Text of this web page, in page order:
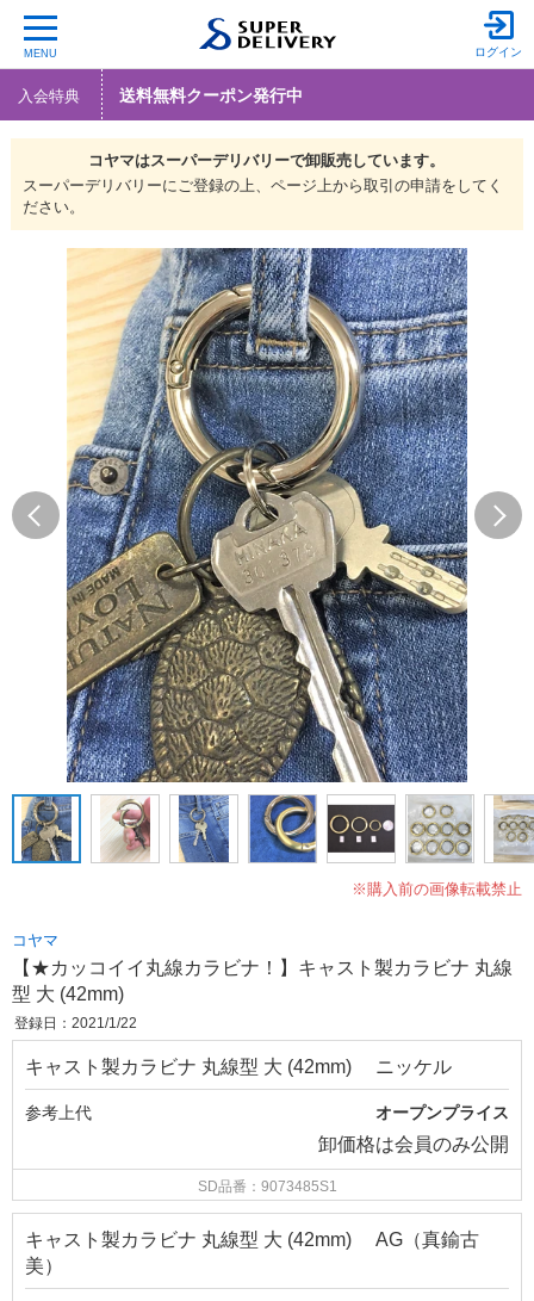
MENU ログイン
入会特典 送料無料クーポン発行中
コヤマはスーパーデリバリーで卸販売しています。
スーパーデリバリーにご登録の上、ページ上から取引の申請をしてく
ださい。
※購入前の画像転載禁止
コヤマ
【★カッコイイ丸線カラビナ！】キャスト製カラビナ 丸線
型 大 (42mm)
登録日：2021/1/22
キャスト製カラビナ 丸線型 大 (42mm) ニッケル
参考上代 オープンプライス
卸価格は会員のみ公開
SD品番：9073485S1
キャスト製カラビナ 丸線型 大 (42mm) AG（真鍮古
美）